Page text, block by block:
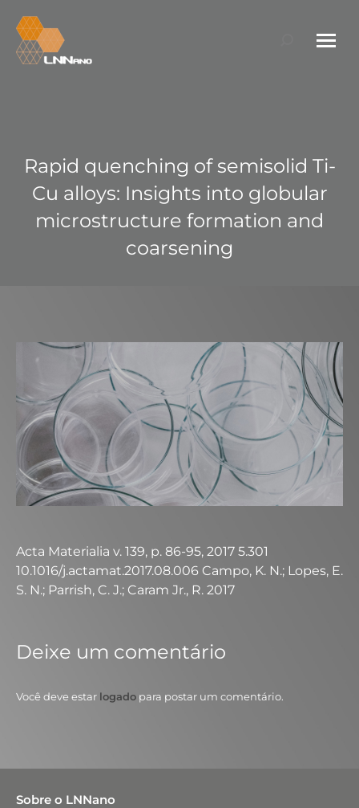
Search:
Rapid quenching of semisolid Ti-
Cu alloys: Insights into globular
microstructure formation and
coarsening
Acta Materialia v. 139, p. 86-95, 2017 5.301
10.1016/j.actamat.2017.08.006 Campo, K. N.; Lopes, E.
S. N.; Parrish, C. J.; Caram Jr., R. 2017
Deixe um comentário
Você deve estar logado para postar um comentário.
Sobre o LNNano